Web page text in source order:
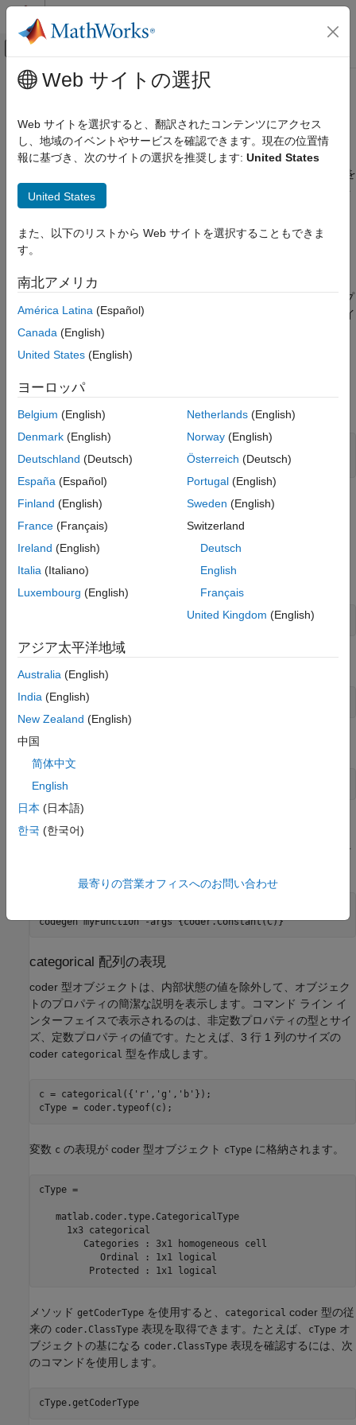
コンテンツへスキップ
オフキャンバス ナビゲーション メ
ドキュメンテーションのホーム
MATLAB Coder
コード生成のための MATLAB プログラミング
categorical 配列
categorical 配列入力の定義
項目一覧
指定
categorical 配列の表現
メインコンテンツ
categorical 配列入力の定義
コマンド ラインまたはMATLAB®Coder™アプリで categorical
配列入力を定義できます。コード生成では、関数の引数の検証
ステートメント) を
使用した
入力型のプログラムによる指定はサポート
されていません。
コマンド ラインでの categorical 配列入力の指定
例を提供するか
または、サンプ
ル入力を使用してエントリポイント関数を呼び出すテスト ファイ
ルがある場合は、
categorical 配列入力の例の提供
codegen myFunction {C}
categorical 配列の型の提供
codegenに categorical 配列の型を提供するには次のようにしま
す。
categorical 配列を定義します。以下に例を示します。
'g','b' });
Cから型を作成します。
codegen
定数 categorical 配列入力の提供
オ
codegen myFunction -args {coder.Constant(C)}
categorical 配列の表現
coder 型オブジェクトは、内部状態の値を除外して、オブジェク
トのプロパティの簡潔な説明を表示します。コマンド ライン イ
ンターフェイスで表示されるのは、非定数プロパティの型とサイ
ズ、定数プロパティの値です。たとえば、3 行 1 列のサイズの
coder categorical 型を作成します。
c = categorical({ 'r' , 'g' , 'b' });
cType = coder.typeof(c);
変数 c の表現が coder 型オブジェクト cType に格納されます。
cType =
   matlab.coder.type.CategoricalType
     1x3 categorical
メソッド getCoderType を使用すると、 categorical coder 型の従
来の coder.ClassType 表現を取得できます。たとえば、 cType オ
ブジェクトの基になる coder.ClassType 表現を確認するには、次
のコマンドを使用します。
cType.getCoderType
Web サイトの選択
Web サイトを選択すると、翻訳されたコンテンツにアクセス
し、地域のイベントやサービスを確認できます。現在の位置情
報に基づき、次のサイトの選択を推奨します: United States
United States
また、以下のリストから Web サイトを選択することもできま
す。
南北アメリカ
América Latina (Español)
Canada (English)
United States (English)
ヨーロッパ
Belgium (English)
Denmark (English)
Deutschland (Deutsch)
España (Español)
Finland (English)
France (Français)
Ireland (English)
Italia (Italiano)
Luxembourg (English)
Netherlands(English)
Norway(English)
Österreich (Deutsch)
Portugal(English)
Sweden (English)
Switzerland
Deutsch
English
Français
United Kingdom (English)
アジア太平洋地域
Australia (English)
India (English)
New Zealand (English)
中国
简体中文
English
日本 (日本語)
한국 (한국어)
最寄りの営業オフィスへのお問い合わせ